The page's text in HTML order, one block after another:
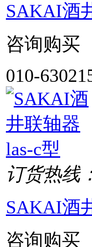
SAKAI酒
咨询购买
010-
订货热线
SAKAI酒
咨询购买